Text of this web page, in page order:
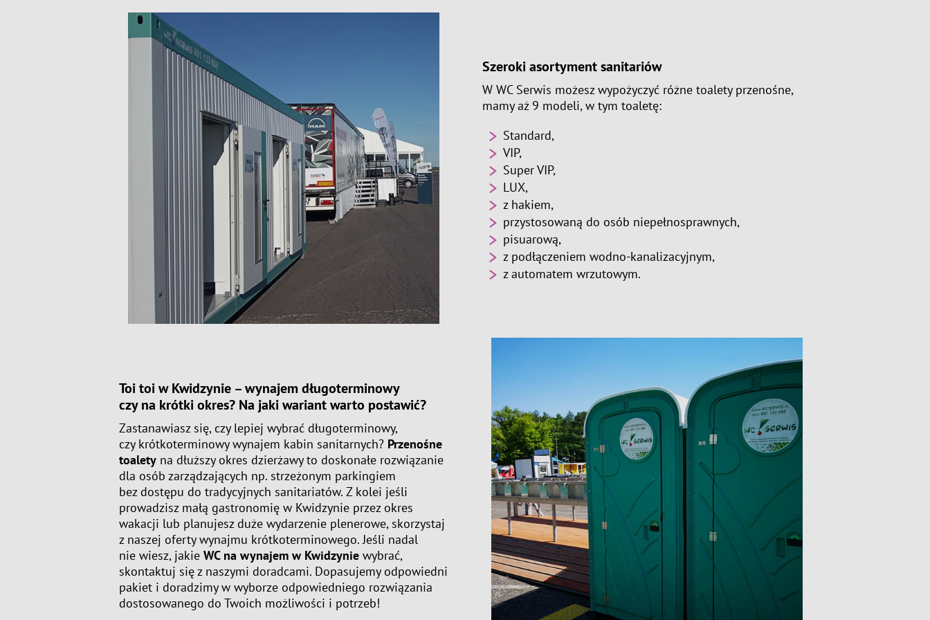
Szeroki asortyment sanitariów
W WC Serwis możesz wypożyczyć różne toalety przenośne,
mamy aż 9 modeli, w tym toaletę:
Standard,
VIP,
Super VIP,
LUX,
z hakiem,
przystosowaną do osób niepełnosprawnych,
pisuarową,
z podłączeniem wodno-kanalizacyjnym,
z automatem wrzutowym.
Toi toi w Kwidzynie –wynajem długoterminowy
czy na krótki okres? Na jaki wariant warto postawić?
Zastanawiasz się, czy lepiej wybrać długoterminowy,
czy krótkoterminowy wynajem kabin sanitarnych? Przenośne
toalety na dłuższy okres dzierżawy to doskonałe rozwiązanie
dla osób zarządzających np. strzeżonym parkingiem
bez dostępu do tradycyjnych sanitariatów. Z kolei jeśli
prowadzisz małą gastronomię w Kwidzynie przez okres
wakacji lub planujesz duże wydarzenie plenerowe, skorzystaj
z naszej oferty wynajmu krótkoterminowego. Jeśli nadal
nie wiesz, jakie WC na wynajem w Kwidzynie wybrać,
skontaktuj się z naszymi doradcami. Dopasujemy odpowiedni
pakiet i doradzimy w wyborze odpowiedniego rozwiązania
dostosowanego do Twoich możliwości i potrzeb!